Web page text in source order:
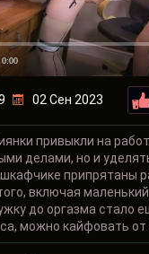
0:00
02 Сен 2023
привыкли на
делами, но и
припрятаны
включая
до оргазма стало
можно кайфовать от